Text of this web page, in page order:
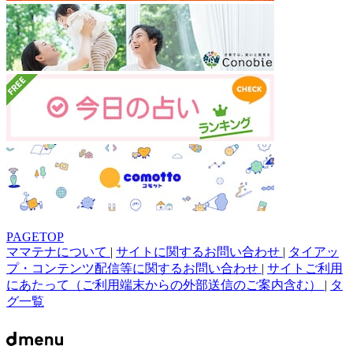
PAGETOP
ママテナについて | サイトに関するお問い合わせ | タイアッ
プ・コンテンツ配信等に関するお問い合わせ | サイトご利用
にあたって（ご利用端末からの外部送信のご案内含む） | タ
グ一覧